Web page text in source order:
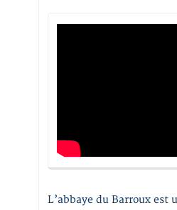
L’abbaye du Barroux est